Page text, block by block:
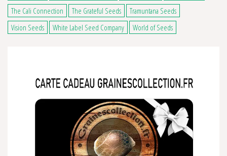
The Cali Connection
The Grateful Seeds
Tramuntana Seeds
Vision Seeds
White Label Seed Company World of Seeds